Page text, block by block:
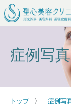
症例写真
トップ 症例写